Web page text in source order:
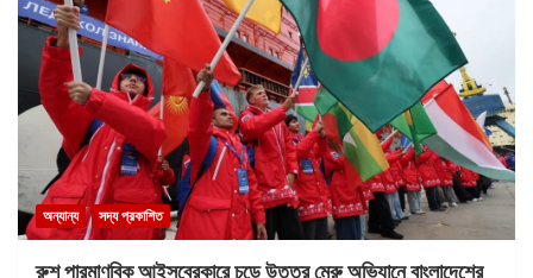
অন্যান্য সদ্য প্রকাশিত
রুশ পারমাণবিক আইসব্রেকারে চড়ে উত্তর মেরু অভিযানে বাংলাদেশের